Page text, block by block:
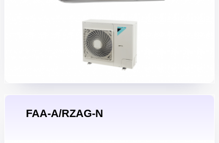
FAA-A/RZAG-N